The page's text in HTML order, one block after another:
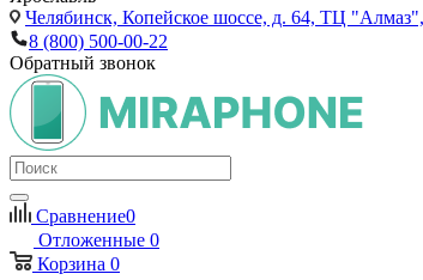
Челябинск, Копейское шоссе, д. 64, ТЦ
8 (800) 500-00-22
Обратный звонок
Сравнение0
Отложенные 0
Корзина 0